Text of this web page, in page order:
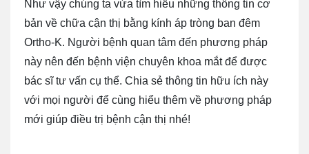
Như vậy chúng ta vừa tìm hiểu những thông tin cơ
bản về chữa cận thị bằng kính áp tròng ban đêm
Ortho-K. Người bệnh quan tâm đến phương pháp
này nên đến bệnh viện chuyên khoa mắt để được
bác sĩ tư vấn cụ thể. Chia sẻ thông tin hữu ích này
với mọi người để cùng hiểu thêm về phương pháp
mới giúp điều trị bệnh cận thị nhé!